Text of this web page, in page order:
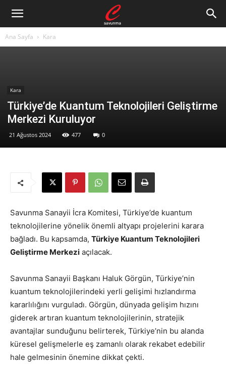
Ana Sayfa Kara
Kara
Türkiye’de Kuantum Teknolojileri Geliştirme
Merkezi Kuruluyor
21 Ağustos 2024 477 0
Savunma Sanayii İcra Komitesi, Türkiye’de kuantum
teknolojilerine yönelik önemli altyapı projelerini karara
bağladı. Bu kapsamda, Türkiye Kuantum Teknolojileri
Geliştirme Merkezi açılacak.
Savunma Sanayii Başkanı Haluk Görgün, Türkiye’nin
kuantum teknolojilerindeki yerli gelişimi hızlandırma
kararlılığını vurguladı. Görgün, dünyada gelişim hızını
giderek artıran kuantum teknolojilerinin, stratejik
avantajlar sunduğunu belirterek, Türkiye’nin bu alanda
küresel gelişmelerle eş zamanlı olarak rekabet edebilir
hale gelmesinin önemine dikkat çekti.